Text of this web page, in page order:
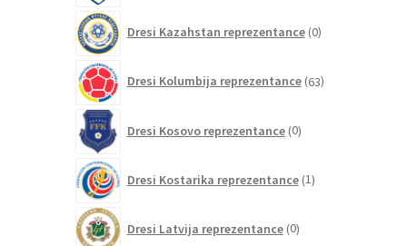
Dresi Kazahstan reprezentance 0izdelkov
Dresi Kolumbija reprezentance 63izdelkov
Dresi Kosovo reprezentance 0izdelkov
Dresi Kostarika reprezentance 1izdelek
Dresi Latvija reprezentance 0izdelkov